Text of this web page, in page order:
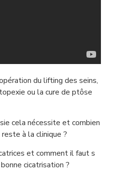
du lifting des seins,
ou la cure de ptôse
cela nécessite et combien
à la clinique ?
et comment il faut s
cicatrisation ?